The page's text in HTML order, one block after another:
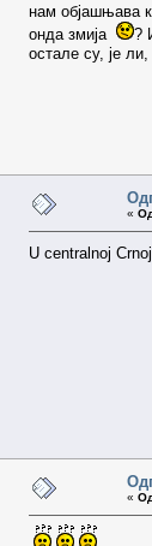
нам објашњава
онда змија
?
остале су, је
«
U centralnoj
«